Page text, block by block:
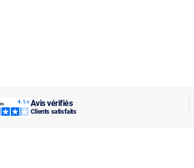
Avis vérifiés
Clients satisfaits